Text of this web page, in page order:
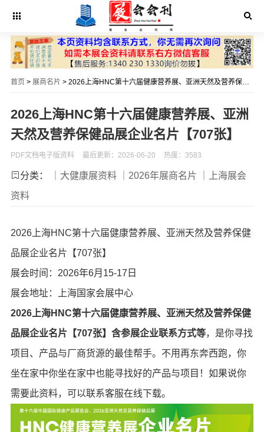
首页 > 展商名片 > 2026上海HNC第十六届健康营养展、亚洲天然及营养保健品展企业名片【707张】
2026上海HNC第十六届健康营养展、亚洲
天然及营养保健品展企业名片【707张】
PDF文档电子版资料 最后更新：2026-06-20 热度：3583
分类： ｜大健康展资料 ｜2026年展商名片
｜上海展会
资料
2026上海HNC第十六届健康营养展、亚洲天然及营养保健
品展企业名片【707张】
展会时间：2026年6月15-17日
展会地址：上海国家会展中心
2026上海HNC第十六届健康营养展、亚洲天然及营养保健
品展企业名片【707张】含参展企业联系方式等，是你寻找
项目、产品与厂商货源的最佳帮手。不用再东奔西跑，你
坐在家中你坐在家中也能寻找好的产品与项目！如果说你
需要此资料，可以联系客服在线下载。